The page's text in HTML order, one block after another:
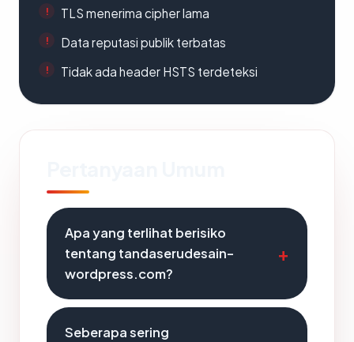
TLS menerima cipher lama
Data reputasi publik terbatas
Tidak ada header HSTS terdeteksi
Apa yang terlihat berisiko
tentang tandaserudesain-
wordpress.com?
Seberapa sering